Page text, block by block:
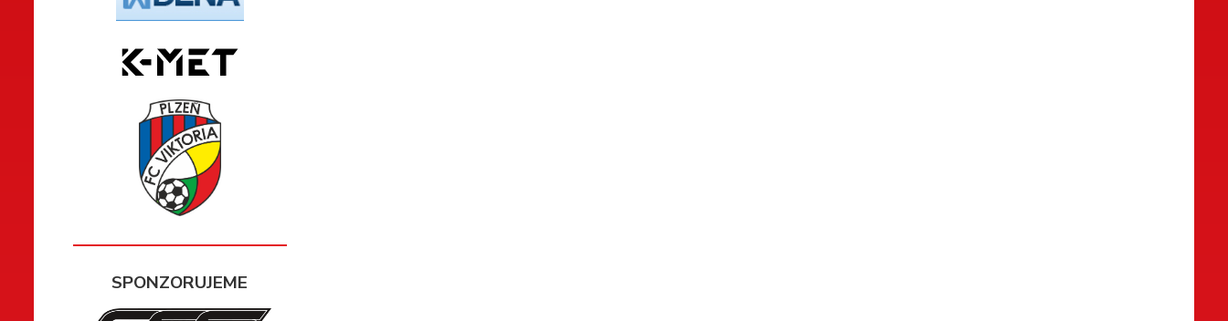
SPONZORUJEME